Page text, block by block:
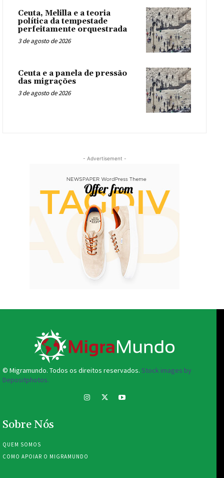
Ceuta, Melilla e a teoria
política da tempestade
perfeitamente orquestrada
3 de agosto de 2026
Ceuta e a panela de pressão
das migrações
3 de agosto de 2026
- Advertisement -
© Migramundo. Todos os direitos reservados. Stock images by
Depositphotos.
Sobre Nós
QUEM SOMOS
COMO APOIAR O MIGRAMUNDO